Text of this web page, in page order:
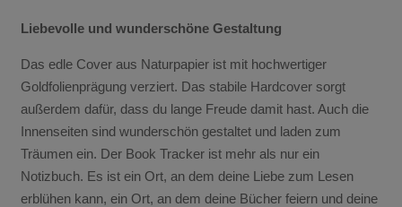
Liebevolle und wunderschöne Gestaltung
Das edle Cover aus Naturpapier ist mit hochwertiger
Goldfolienprägung verziert. Das stabile Hardcover sorgt
außerdem dafür, dass du lange Freude damit hast. Auch die
Innenseiten sind wunderschön gestaltet und laden zum
Träumen ein. Der Book Tracker ist mehr als nur ein
Notizbuch. Es ist ein Ort, an dem deine Liebe zum Lesen
erblühen kann, ein Ort, an dem deine Bücher feiern und deine